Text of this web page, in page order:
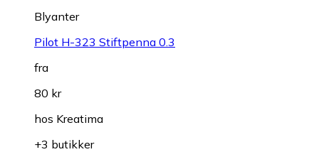
Blyanter
Pilot H-323 Stiftpenna 0.3
fra
80 kr
hos Kreatima
+3 butikker